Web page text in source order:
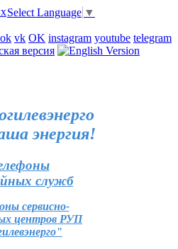
Select Language ▼
vk OK instagram youtube telegram
энергия!
служб
сервисно-
центров РУП